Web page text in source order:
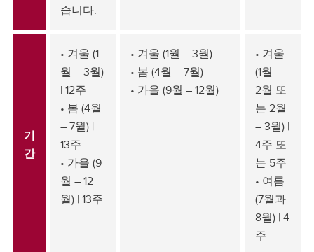
습니다.
기
간
• 겨울 (1
월 – 3월)
| 12주
• 봄 (4월
– 7월) |
13주
• 가을 (9
월 – 12
월) | 13주
• 겨울 (1월 – 3월)
• 봄 (4월 – 7월)
• 가을 (9월 – 12월)
• 겨울
(1월 –
2월 또
는 2월
– 3월) |
4주 또
는 5주
• 여름
(7월과
8월) | 4
주